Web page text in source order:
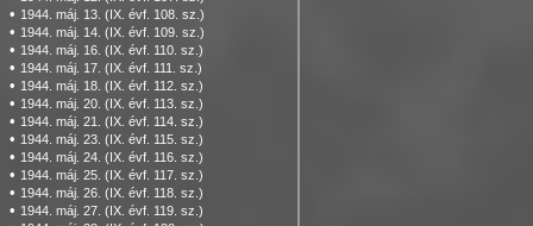
• 1944. máj. 13. (IX. évf. 108. sz.)
• 1944. máj. 14. (IX. évf. 109. sz.)
• 1944. máj. 16. (IX. évf. 110. sz.)
• 1944. máj. 17. (IX. évf. 111. sz.)
• 1944. máj. 18. (IX. évf. 112. sz.)
• 1944. máj. 20. (IX. évf. 113. sz.)
• 1944. máj. 21. (IX. évf. 114. sz.)
• 1944. máj. 23. (IX. évf. 115. sz.)
• 1944. máj. 24. (IX. évf. 116. sz.)
• 1944. máj. 25. (IX. évf. 117. sz.)
• 1944. máj. 26. (IX. évf. 118. sz.)
• 1944. máj. 27. (IX. évf. 119. sz.)